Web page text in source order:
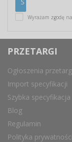
Wyrażam zgodę
PRZETARGI
Ogłoszenia
Import specyfikacji
Szybka specyfikacja
Blog
Regulamin
Polityka prywatności